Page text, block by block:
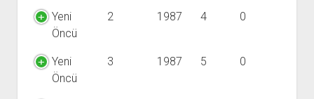
ATTF KİTAPLIĞI
TDF KİTAPLIĞI
Yeni
Öncü
2 1987 4 0
Yeni
Öncü
3 1987 5 0